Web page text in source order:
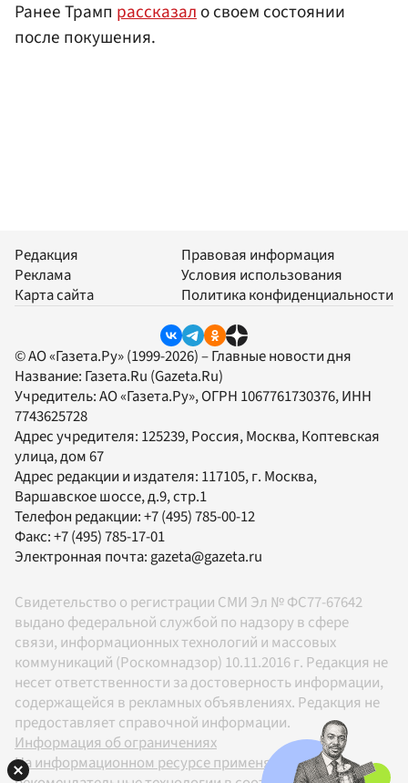
Ранее Трамп рассказало своем состоянии
после покушения.
Редакция
Реклама
Карта сайта
Правовая информация
Условия использования
Политика конфиденциальности
© АО «Газета.Ру» (1999-2026) – Главные новости дня
Название: Газета.Ru (Gazeta.Ru)
Учредитель:АО «Газета.Ру», ОГРН 1067761730376, ИНН
7743625728
Адрес учредителя: 125239, Россия, Москва, Коптевская
улица, дом 67
Адрес редакции и издателя: 117105, г. Москва,
Варшавское шоссе, д.9, стр.1
Телефон редакции:+7 (495) 785-00-12
Факс:+7 (495) 785-17-01
Электронная почта: gazeta@gazeta.ru
Свидетельство о регистрации СМИ Эл № ФС77-67642
выдано федеральной службой по надзору в сфере
связи, информационных технологий и массовых
коммуникаций (Роскомнадзор) 10.11.2016 г. Редакция не
несет ответственности за достоверность информации,
содержащейся в рекламных объявлениях. Редакция не
предоставляет справочной информации.
Информация об ограничениях
На информационном ресурсе применяются